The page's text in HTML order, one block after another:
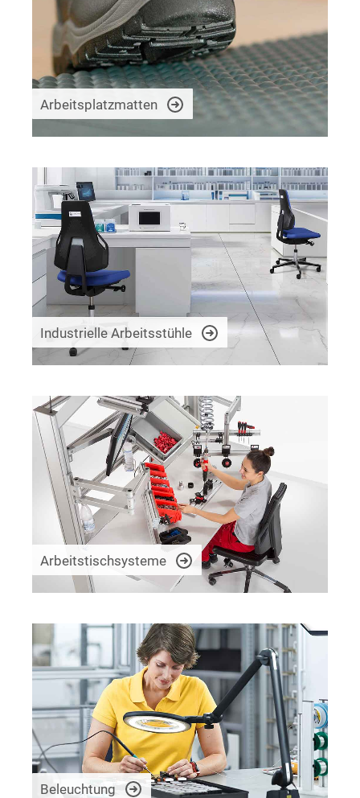
Arbeitsplatzmatten
Industrielle Arbeitsstühle
Arbeitstischsysteme
Beleuchtung